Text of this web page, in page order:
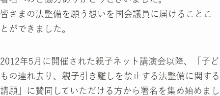
皆さまの法整備を願う想いを国会議員に届けることこ
とができました。
2012年5月に開催された親子ネット講演会以降、「子ど
もの連れ去り、親子引き離しを禁止する法整備に関する
請願」に賛同していただける方から署名を集め始めまし